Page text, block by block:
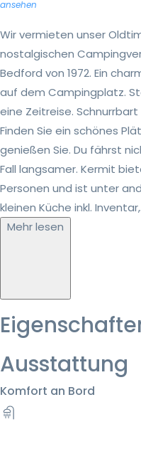
ansehen
Wir vermieten unser
nostalgischen
Bedford von 1972. Ein
auf dem Campingplatz.
eine Zeitreise.
Finden Sie ein schönes
genießen Sie. Du fährst
Fall langsamer. Kermit
Personen und ist unter
kleinen Küche inkl.
Mehr lesen
Ausstattung
Komfort an Bord